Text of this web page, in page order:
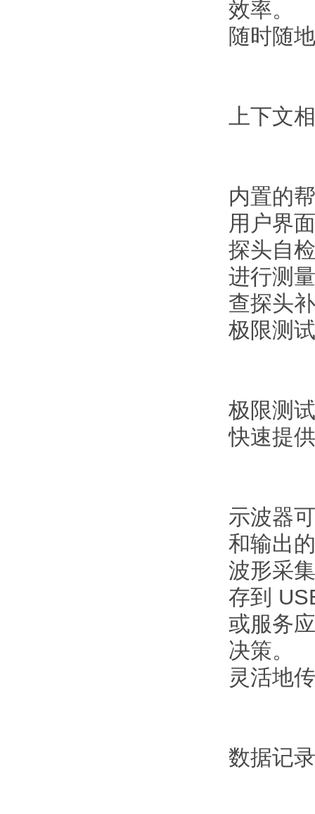
效率。
随时随
上下文
内置的
用户界
探头自检
进行测
查探头
极限测试
极限测
快速提
示波器
和输出
波形采
存到
或服务
决策。
灵活地
数据记